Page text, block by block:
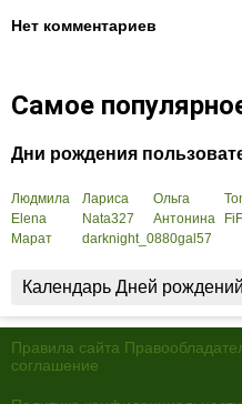
Нет комментариев
Самое
Дни рождения
Людмила Лариса Ольга
Elena
Nata327 Антонина
Марат
darknight_0880gal57
Календарь Дней рождений
Правила сайта
соглашение